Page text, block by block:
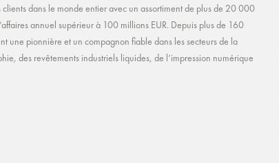
clients dans le monde entier avec un assortiment de plus de 20 000
annuel supérieur à 100 millions EUR. Depuis plus de 160
une pionnière et un compagnon fiable dans les secteurs de la
des revêtements industriels liquides, de l’impression numérique